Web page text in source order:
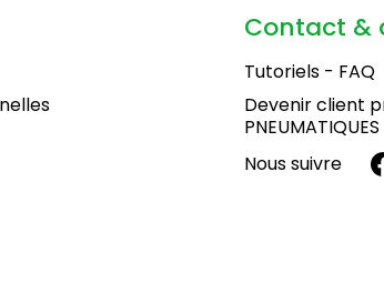
Contact &
Tutoriels - FAQ
Devenir client
PNEUMATIQUES
Nous suivre